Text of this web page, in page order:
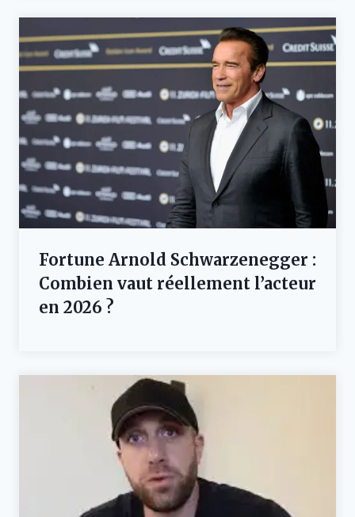
Fortune Arnold Schwarzenegger :
Combien vaut réellement l’acteur
en 2026 ?